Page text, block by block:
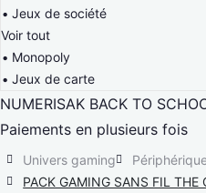
Jeux de société
Voir tout
Monopoly
Jeux de carte
NUMERISAK BACK TO
Paiements en plusieurs fois
Univers gaming
PACK GAMING SANS FIL THE